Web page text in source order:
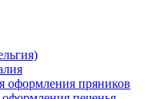
оформления пряников